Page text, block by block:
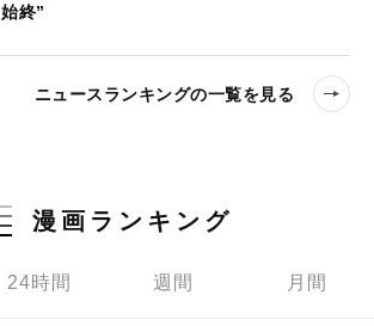
始終”
ニュースランキングの一覧を見る
漫画ランキング
24時間 週間 月間